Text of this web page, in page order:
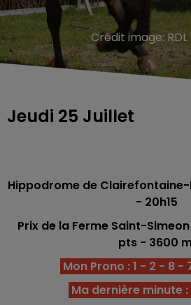
Crédit image:
Jeudi 25 Juillet
Hippodrome de
- 20h15
Prix de la Ferme Saint-Simeon
pts - 3600
Mon Prono : 1 - 2 - 8 -
Ma dernière minute :